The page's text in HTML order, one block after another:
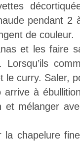
pendant
de couleur.
et les faire
le curry. Saler,
à
et mélanger
la chapelure